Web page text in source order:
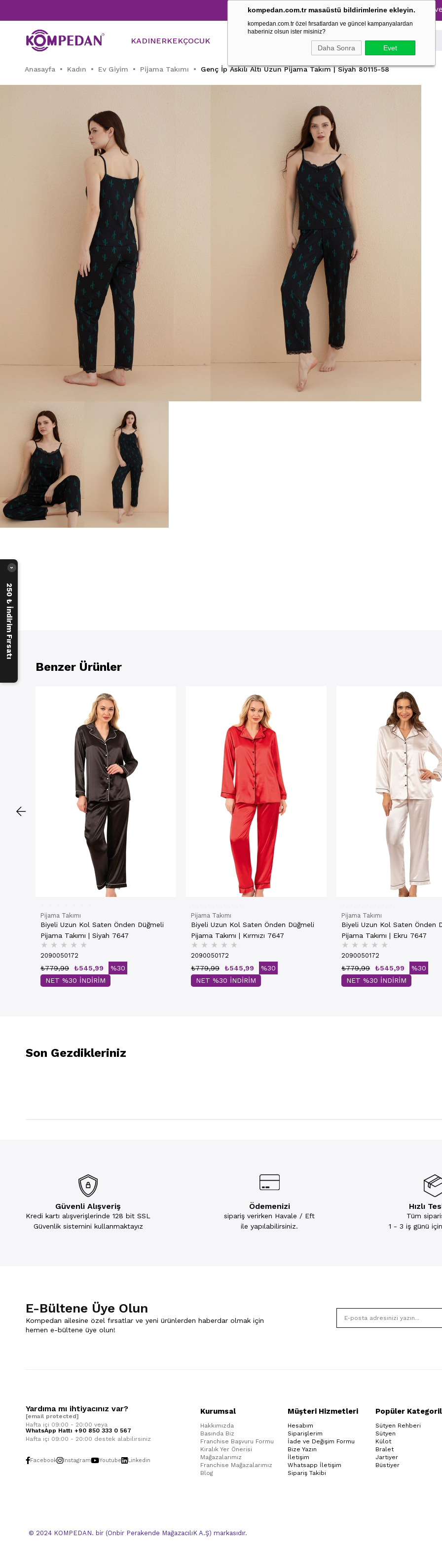
kompedan.com.tr masaüstü bildirimlerine ekleyin.
kompedan.com.tr özel fırsatlardan ve güncel kampanyalardan
haberiniz olsun ister misiniz?
Daha Sonra Evet
Tüm Pijama Takımlarında %30 İndirim → 1500 TL ve
KADINERKEKÇOCUK
Anasayfa Kadın Ev Giyim Pijama Takımı Genç İp Askılı Altı Uzun Pijama Takım | Siyah 80115-58
Benzer Ürünler
Pijama Takımı
Biyeli Uzun Kol Saten Önden Düğmeli
Pijama Takımı | Siyah 7647
★ ★ ★ ★ ★
2090050172
₺545,99
₺779,99
%30
NET %30 İNDİRİM
Pijama Takımı
Biyeli Uzun Kol Saten Önden Düğmeli
Pijama Takımı | Kırmızı 7647
★ ★ ★ ★ ★
2090050172
₺545,99
₺779,99
%30
NET %30 İNDİRİM
Pijama Takımı
Biyeli Uzun Kol Saten Önden
Pijama Takımı | Ekru 7647
★ ★ ★ ★ ★
2090050172
₺545,99
₺779,99
%30
NET %30 İNDİRİM
Son Gezdikleriniz
Güvenli Alışveriş
Kredi kartı alışverişlerinde 128 bit SSL
Güvenlik sistemini kullanmaktayız
Ödemenizi
sipariş verirken Havale / Eft
ile yapılabilirsiniz.
Hızlı
Tüm
1 - 3 iş günü
E-Bültene Üye Olun
Kompedan ailesine özel fırsatlar ve yeni ürünlerden haberdar olmak için
hemen e-bültene üye olun!
Yardıma mı ihtiyacınız var?
[email protected]
Hafta içi 09:00 - 20:00 veya
WhatsApp Hattı +90 850 333 0 567
Hafta içi 09:00 - 20:00 destek alabilirsiniz
Facebook Instagram Youtube Linkedin
Kurumsal
Hakkımızda
Basında Biz
Franchise Başvuru Formu
Kiralık Yer Önerisi
Mağazalarımız
Franchise Mağazalarımız
Blog
Müşteri Hizmetleri
Hesabım
Siparişlerim
İade ve Değişim Formu
Bize Yazın
İletişim
Whatsapp İletişim
Sipariş Takibi
Popüler
Sütyen Rehberi
Sütyen
Külot
Bralet
Jartiyer
Büstiyer
© 2024 KOMPEDAN. bir (Onbir Perakende MağazacılıK A.Ş) markasıdır.
250 ₺ İndirim Fırsatı
›